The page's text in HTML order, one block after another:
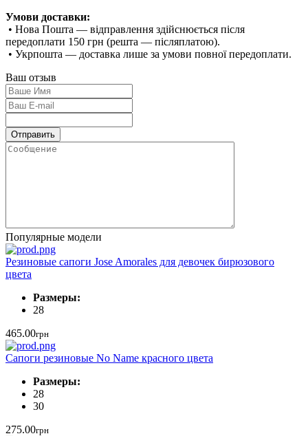
Умови доставки:
• Нова Пошта — відправлення здійснюється після
передоплати 150 грн (решта — післяплатою).
• Укрпошта — доставка лише за умови повної передоплати.
Ваш отзыв
Популярные модели
Резиновые сапоги Jose Amorales для девочек бирюзового
цвета
Размеры:
28
465.00грн
Сапоги резиновые No Name красного цвета
Размеры:
28
30
275.00грн